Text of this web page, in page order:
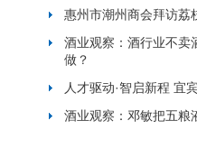
惠州市潮州商会拜访荔
酒业观察：酒行业不卖
做？
人才驱动·智启新程 宜
酒业观察：邓敏把五粮